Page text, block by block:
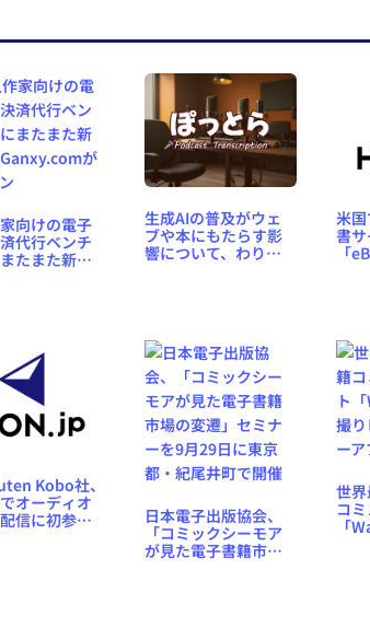
向けの電子
代行ベンチ
たまた新
生成AIの普及がウェ
ブや本にもたらす影
響について、わりと
米
書サ
「
Kobo社、
オーディオ
信に初参
日本電子出版協会、
「コミックシーモア
が見た電子書籍市場
世
コ
「